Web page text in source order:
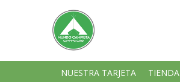
NUESTRA TARJETA TIENDA